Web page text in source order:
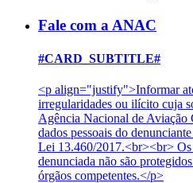
Fale com a ANAC
#CARD_SUBTITLE#
<p align="justify">Informar
irregularidades ou ilícito cuja
Agência Nacional de
dados pessoais do
Lei 13.460/2017.<br><br> Os
denunciada não são
órgãos competentes.</p>